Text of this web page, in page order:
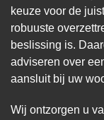
keuze voor de
robuuste
beslissing is.
adviseren over
aansluit bij uw
Wij ontzorgen u